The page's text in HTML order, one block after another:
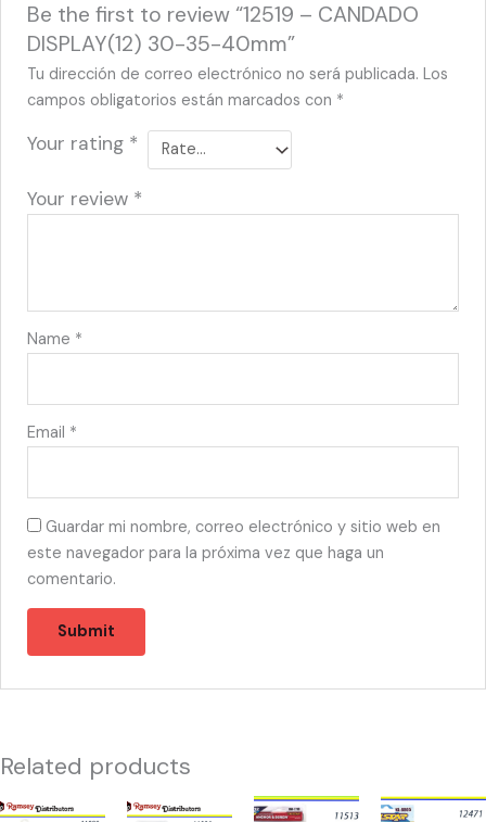
Be the first to review “12519 – CANDADO
DISPLAY(12) 30-35-40mm”
Tu dirección de correo electrónico no será publicada. Los
campos obligatorios están marcados con *
Your rating *
Your review *
Name *
Email *
Guardar mi nombre, correo electrónico y sitio web en
este navegador para la próxima vez que haga un
comentario.
Related products
11080
11096
11513
12471